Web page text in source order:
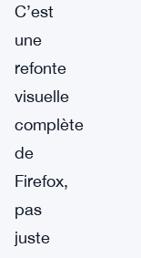
C’est
une
refonte
visuelle
complète
de
Firefox,
pas
juste